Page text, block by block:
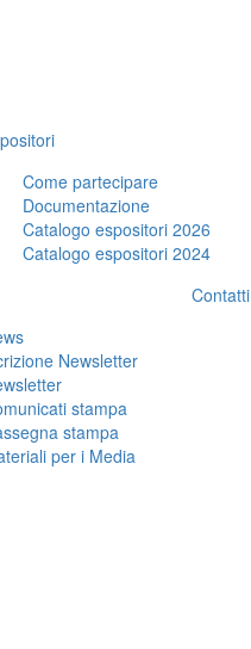
Come partecipare
Documentazione
Catalogo espositori 2026
Catalogo espositori 2024
Newsletter
stampa
stampa
per i Media
Contatti